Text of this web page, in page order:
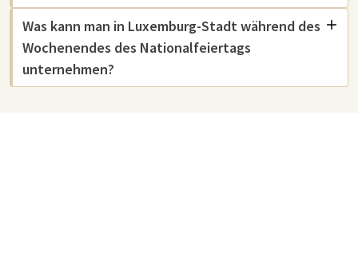
Was kann man in Luxemburg-Stadt während des
Wochenendes des Nationalfeiertags
unternehmen?